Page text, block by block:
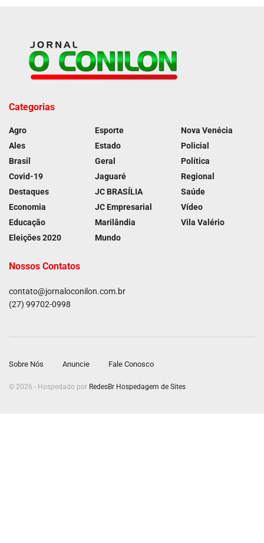
Categorias
Agro
Ales
Brasil
Covid-19
Destaques
Economia
Educação
Eleições 2020
Esporte
Estado
Geral
Jaguaré
JC BRASÍLIA
JC Empresarial
Marilândia
Mundo
Nova Venécia
Policial
Política
Regional
Saúde
Vídeo
Vila Valério
Nossos Contatos
contato@jornaloconilon.com.br
(27) 99702-0998
Sobre Nós Anuncie Fale Conosco
© 2026 - Hospedado por RedesBr Hospedagem de Sites